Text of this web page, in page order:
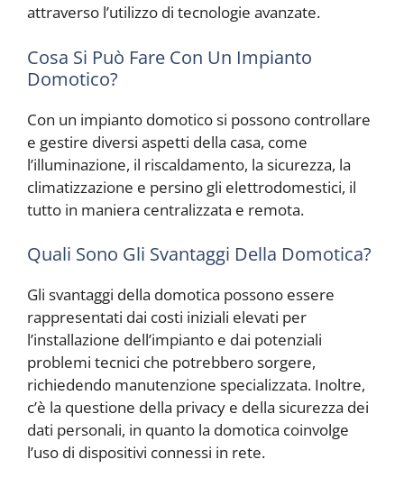
attraverso l’utilizzo di tecnologie avanzate.
Cosa Si Può Fare Con Un Impianto
Domotico?
Con un impianto domotico si possono controllare
e gestire diversi aspetti della casa, come
l’illuminazione, il riscaldamento, la sicurezza, la
climatizzazione e persino gli elettrodomestici, il
tutto in maniera centralizzata e remota.
Quali Sono Gli Svantaggi Della Domotica?
Gli svantaggi della domotica possono essere
rappresentati dai costi iniziali elevati per
l’installazione dell’impianto e dai potenziali
problemi tecnici che potrebbero sorgere,
richiedendo manutenzione specializzata. Inoltre,
c’è la questione della privacy e della sicurezza dei
dati personali, in quanto la domotica coinvolge
l’uso di dispositivi connessi in rete.